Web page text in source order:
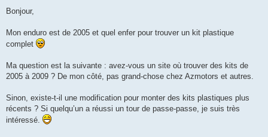
s
g
Bonjour,
Mon enduro est de 2005 et quel enfer pour trouver un kit plastique
complet
Ma question est la suivante : avez-vous un site où trouver des kits de
2005 à 2009 ? De mon côté, pas grand-chose chez Azmotors et autres.
Sinon, existe-t-il une modification pour monter des kits plastiques plus
récents ? Si quelqu’un a réussi un tour de passe-passe, je suis très
intéressé.